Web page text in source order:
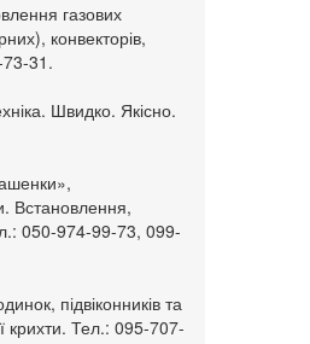
газових
конвекторів,
31.
Швидко. Якісно.
Встановлення,
050-974-99-73, 099-
підвіконників та
крихти. Тел.: 095-707-